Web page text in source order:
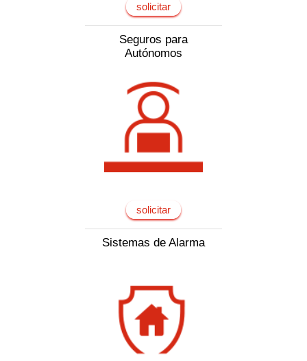
solicitar
Seguros para
Autónomos
solicitar
Sistemas de Alarma